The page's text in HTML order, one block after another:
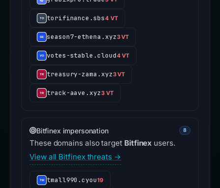
torifinance.sbs4 VT
season7-ethena.xyz3 VT
votes-stable.cloud4 VT
treasury-zama.xyz3 VT
track-aave.xyz3 VT
Bitfinex impersonation 8
These domains also target Bitfinex users.
View all Bitfinex threats →
tmall990.cyou19